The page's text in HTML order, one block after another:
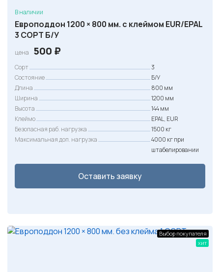
В наличии
Европоддон 1200 × 800 мм. с клеймом EUR/EPAL
3 СОРТ Б/У
цена 500 ₽
Сорт
3
Состояние
Б/У
Длина
800 мм
Ширина
1200 мм
Высота
144 мм
Клеймо
EPAL, EUR
Безопасная раб. нагрузка
1500 кг
Максимальная доп. нагрузка
4000 кг при
штабелировании
Оставить заявку
Выбор покупателя
хит